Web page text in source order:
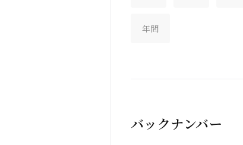
年間
バックナンバー